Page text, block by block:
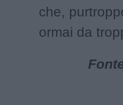
che,
ormai da